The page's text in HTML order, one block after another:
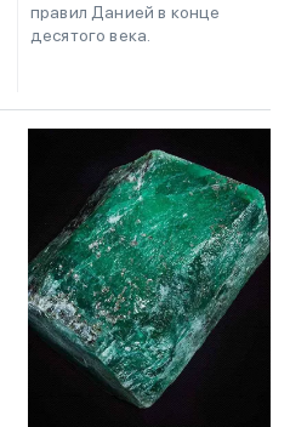
правил Данией в конце
десятого века.